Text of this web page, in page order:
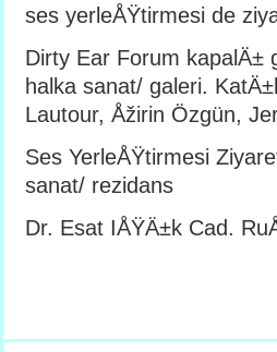
ses yerleÅŸtirmesi de
Dirty Ear Forum kapalÄ±
halka sanat/ galeri.
Lautour, Åžirin Özgün,
Ses YerleÅŸtirmesi
sanat/ rezidans
Dr. Esat IÅŸÄ±k Cad.